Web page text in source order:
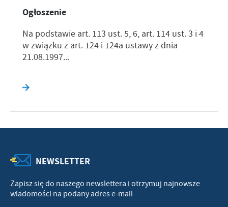
Ogłoszenie
Na podstawie art. 113 ust. 5, 6, art. 114 ust. 3 i 4
w związku z art. 124 i 124a ustawy z dnia
21.08.1997...
NEWSLETTER
Zapisz się do naszego newslettera i otrzymuj najnowsze
wiadomości na podany adres e-mail